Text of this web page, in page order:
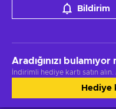
Bildirim
Aradığınızı
İndirimli hediye kartı satın alın.
Hediye